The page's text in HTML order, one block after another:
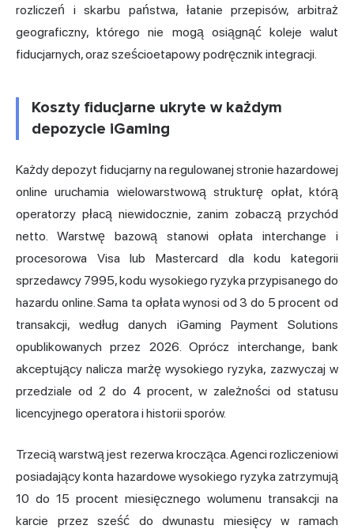
rozliczeń i skarbu państwa, łatanie przepisów, arbitraż
geograficzny, którego nie mogą osiągnąć koleje walut
fiducjarnych, oraz sześcioetapowy podręcznik integracji.
Koszty fiducjarne ukryte w każdym
depozycie iGaming
Każdy depozyt fiducjarny na regulowanej stronie hazardowej
online uruchamia wielowarstwową strukturę opłat, którą
operatorzy płacą niewidocznie, zanim zobaczą przychód
netto. Warstwę bazową stanowi opłata interchange i
procesorowa Visa lub Mastercard dla kodu kategorii
sprzedawcy 7995, kodu wysokiego ryzyka przypisanego do
hazardu online. Sama ta opłata wynosi od 3 do 5 procent od
transakcji, według danych iGaming Payment Solutions
opublikowanych przez 2026. Oprócz interchange, bank
akceptujący nalicza marżę wysokiego ryzyka, zazwyczaj w
przedziale od 2 do 4 procent, w zależności od statusu
licencyjnego operatora i historii sporów.
Trzecią warstwą jest rezerwa krocząca. Agenci rozliczeniowi
posiadający konta hazardowe wysokiego ryzyka zatrzymują
10 do 15 procent miesięcznego wolumenu transakcji na
karcie przez sześć do dwunastu miesięcy w ramach